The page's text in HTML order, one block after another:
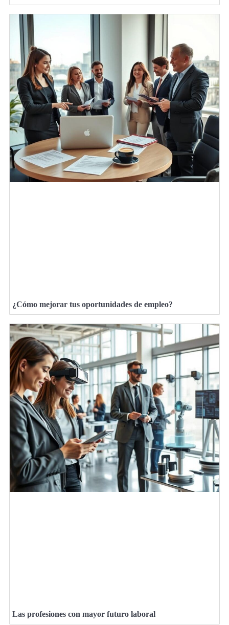
¿Cómo mejorar tus oportunidades de empleo?
Las profesiones con mayor futuro laboral